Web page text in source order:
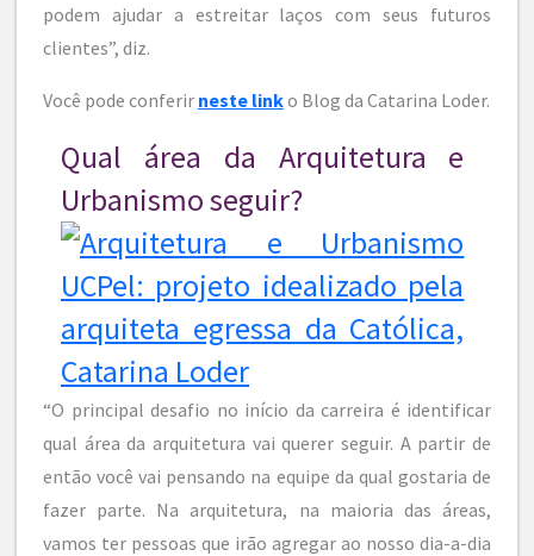
podem ajudar a estreitar laços com seus futuros
clientes”, diz.
Você pode conferir neste linko Blog da Catarina Loder.
Qual área da Arquitetura e
Urbanismo seguir?
“O principal desafio no início da carreira é identificar
qual área da arquitetura vai querer seguir. A partir de
então você vai pensando na equipe da qual gostaria de
fazer parte. Na arquitetura, na maioria das áreas,
vamos ter pessoas que irão agregar ao nosso dia-a-dia